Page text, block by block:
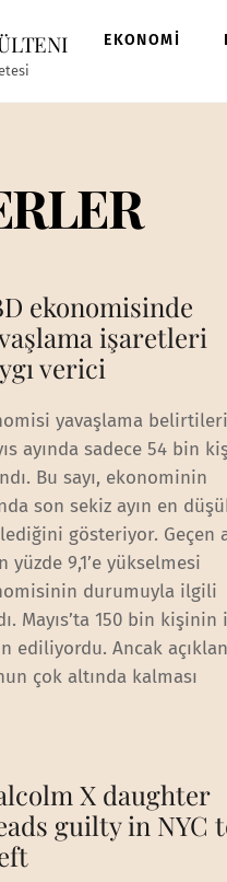
EKONOMİ
ekonomisinde
işaretleri
verici
yavaşlama belirtileri
ayında sadece 54 bin
Bu sayı, ekonominin
son sekiz ayın en
gösteriyor. Geçen
yüzde 9,1’e yükselmesi
durumuyla ilgili
Mayıs’ta 150 bin kişinin
ediliyordu. Ancak
çok altında kalması
X daughter
guilty in NYC